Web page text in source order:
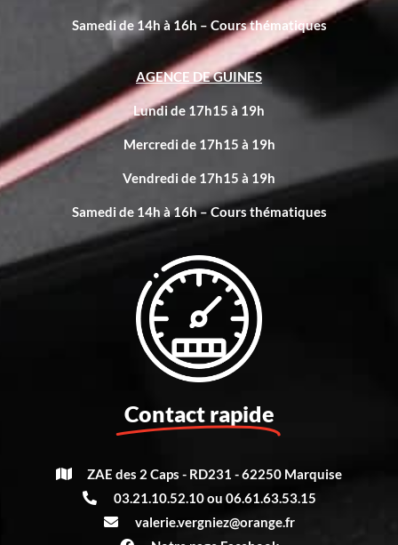
Samedi de 14h à 16h – Cours thématiques
AGENCE DE GUINES
Lundi de 17h15 à 19h
Mercredi de 17h15 à 19h
Vendredi de 17h15 à 19h
Samedi de 14h à 16h – Cours thématiques
Contact rapide
ZAE des 2 Caps - RD231 - 62250 Marquise
03.21.10.52.10 ou 06.61.63.53.15
valerie.vergniez@orange.fr